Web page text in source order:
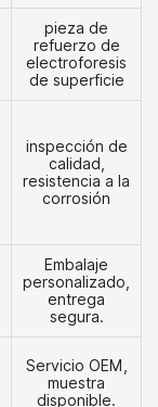
pieza de
refuerzo de
electroforesis
de superficie
inspección de
calidad,
resistencia a la
corrosión
Embalaje
personalizado,
entrega
segura.
Servicio OEM,
muestra
disponible.